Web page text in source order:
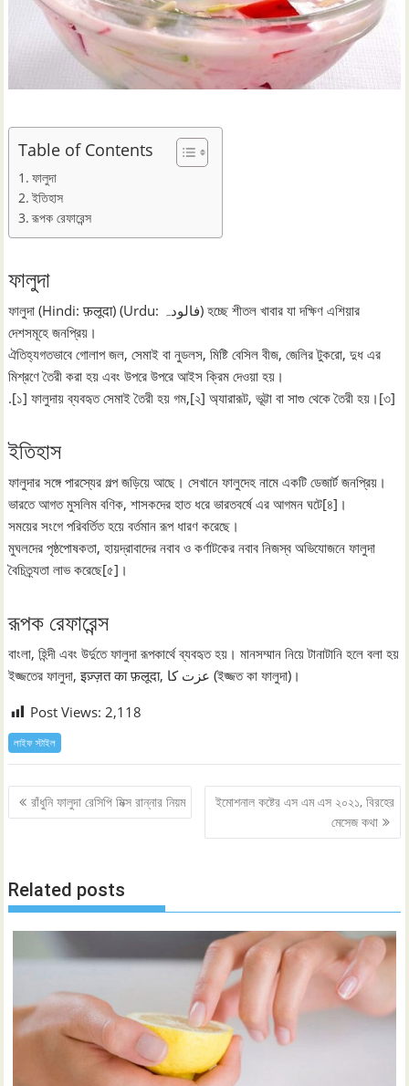
Table of Contents
ফালুদা
ইতিহাস
রূপক রেফারেন্স
ফালুদা
ফালুদা (Hindi: फ़लूदा) (Urdu: فالودہ‎) হচ্ছে শীতল খাবার যা দক্ষিণ এশিয়ার
দেশসমূহে জনপ্রিয়।
ঐতিহ্যগতভাবে গোলাপ জল, সেমাই বা নুডলস, মিষ্টি বেসিল বীজ, জেলির টুকরো, দুধ এর
মিশ্রণে তৈরী করা হয় এবং উপরে উপরে আইস ক্রিম দেওয়া হয়।
.[১] ফালুদায় ব্যবহৃত সেমাই তৈরী হয় গম,[২] অ্যারারূট, ভূট্টা বা সাগু থেকে তৈরী হয়।[৩]
ইতিহাস
ফালুদার সঙ্গে পারস্যের গল্প জড়িয়ে আছে। সেখানে ফালুদেহ নামে একটি ডেজার্ট জনপ্রিয়।
ভারতে আগত মুসলিম বণিক, শাসকদের হাত ধরে ভারতবর্ষে এর আগমন ঘটে[৪]।
সময়ের সংগে পরিবর্তিত হয়ে বর্তমান রূপ ধারণ করেছে।
মুঘলদের পৃষ্ঠপোষকতা, হায়দ্রাবাদের নবাব ও কর্ণাটকের নবাব নিজস্ব অভিযোজনে ফালুদা
বৈচিত্র্যতা লাভ করেছে[৫]।
রূপক রেফারেন্স
বাংলা, হিন্দী এবং উর্দুতে ফালুদা রূপকার্থে ব্যবহৃত হয়। মানসম্মান নিয়ে টানাটানি হলে বলা হয়
ইজ্জতের ফালুদা, इज़्ज़त का फ़लूदा, عزت کا (ইজ্জত কা ফালুদা)।
Post Views: 2,118
লাইফ স্টাইল
Post
navigation
রাঁধুনি ফালুদা রেসিপি মিক্স রান্নার নিয়ম
ইমোশনাল কষ্টের এস এম এস ২০২১, বিরহের
মেসেজ কথা
Related posts